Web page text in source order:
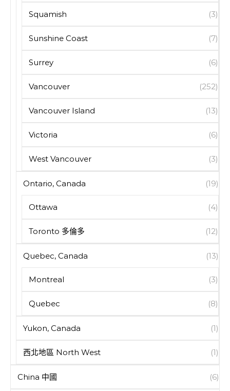
Squamish (3)
Sunshine Coast (7)
Surrey (6)
Vancouver (252)
Vancouver Island (13)
Victoria (6)
West Vancouver (3)
Ontario, Canada (19)
Ottawa (4)
Toronto 多倫多 (12)
Quebec, Canada (13)
Montreal (3)
Quebec (8)
Yukon, Canada (1)
西北地區 North West (1)
China 中國 (6)